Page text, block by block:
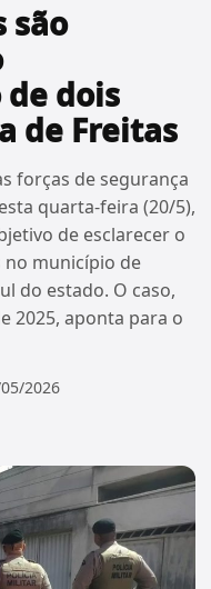
são
dois
de Freitas
forças de segurança
quarta-feira (20/5),
de esclarecer o
no município de
do estado. O caso,
2025, aponta para o
2026